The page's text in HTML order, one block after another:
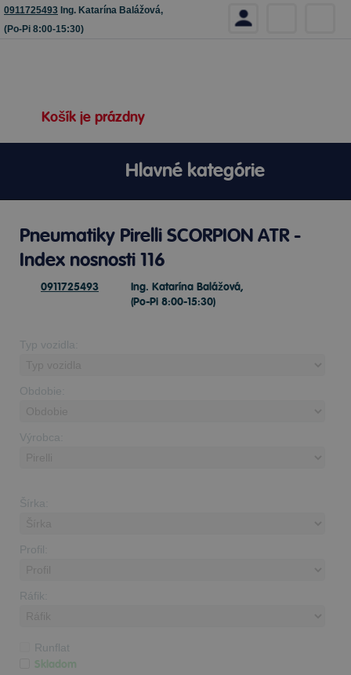
0911725493 Ing. Katarína Balážová,
(Po-Pi 8:00-15:30)
Košík je prázdny
Hlavné kategórie
Pneumatiky Pirelli SCORPION ATR -
Index nosnosti 116
0911725493
Ing. Katarína Balážová,
(Po-Pi 8:00-15:30)
Typ vozidla:
Obdobie:
Výrobca:
Šírka:
Profil:
Ráfik:
Runflat
Skladom